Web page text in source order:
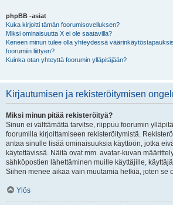
phpBB -asiat
Kuka kirjoitti tämän foorumisovelluksen?
Miksi ominaisuutta X ei ole saatavilla?
Keneen minun tulee olla yhteydessä
foorumiin liittyen?
Kuinka otan yhteyttä foorumin ylläpitäjään?
Kirjautumisen ja rekisteröitymisen
Miksi minun pitää rekisteröityä?
Sinun ei välttämättä tarvitse, riippuu foorumin
foorumilla kirjoittamiseen rekisteröitymistä.
antaa sinulle lisää ominaisuuksia käyttöön, jotka
käytettävissä. Näitä ovat mm. avatar-kuvan
sähköpostien lähettäminen muille käyttäjille,
Siihen menee aikaa vain muutamia hetkiä, joten se
Ylös